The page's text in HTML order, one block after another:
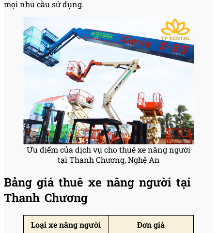
mọi nhu cầu sử dụng.
Ưu điểm của dịch vụ cho thuê xe nâng người
tại Thanh Chương, Nghệ An
Bảng giá thuê xe nâng người tại
Thanh Chương
Loại xe nâng người
Đơn giá